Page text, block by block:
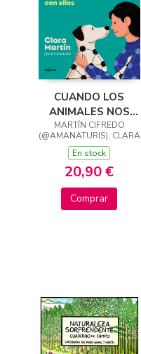
CUANDO LOS
ANIMALES NOS
HABLAN
MARTÍN CIFREDO
(@AMANATURIS), CLARA
En stock
20,90 €
Comprar